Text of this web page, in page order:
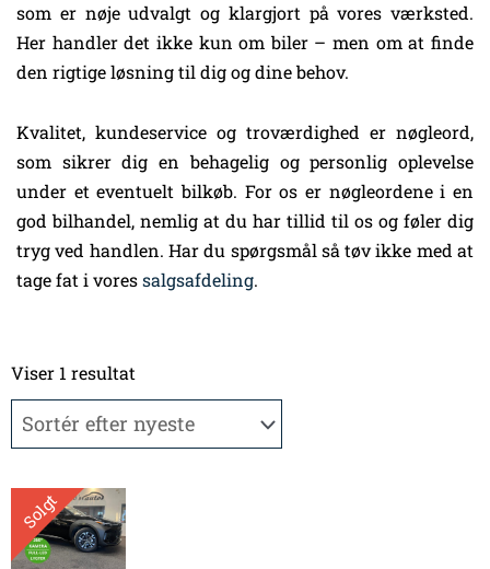
som er nøje udvalgt og klargjort på vores værksted.
Her handler det ikke kun om biler – men om at finde
den rigtige løsning til dig og dine behov.
Kvalitet, kundeservice og troværdighed er nøgleord,
som sikrer dig en behagelig og personlig oplevelse
under et eventuelt bilkøb. For os er nøgleordene i en
god bilhandel, nemlig at du har tillid til os og føler dig
tryg ved handlen. Har du spørgsmål så tøv ikke med at
tage fat i voressalgsafdeling.
Viser 1 resultat
Solgt